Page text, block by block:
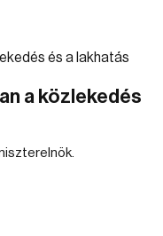
a közlekedés